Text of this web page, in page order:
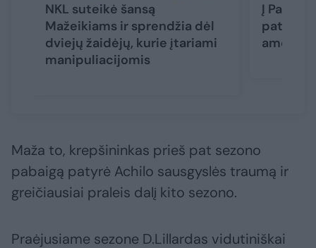
NKL suteikė šansą
Mažeikiams ir sprendžia dėl
dviejų žaidėjų, kurie įtariami
manipuliacijomis
Į
patirties
Maža to, krepšininkas prieš pat sezono
pabaigą patyrė Achilo sausgyslės traumą ir
greičiausiai praleis dalį kito sezono.
Praėjusiame sezone D.Lillardas vidutiniškai